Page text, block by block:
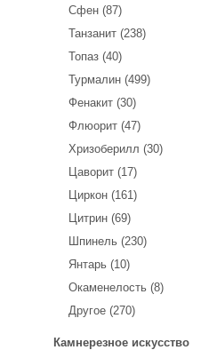
Сфен (87)
Танзанит (238)
Топаз (40)
Турмалин (499)
Фенакит (30)
Флюорит (47)
Хризоберилл (30)
Цаворит (17)
Циркон (161)
Цитрин (69)
Шпинель (230)
Янтарь (10)
Окаменелость (8)
Другое (270)
Камнерезное искусство